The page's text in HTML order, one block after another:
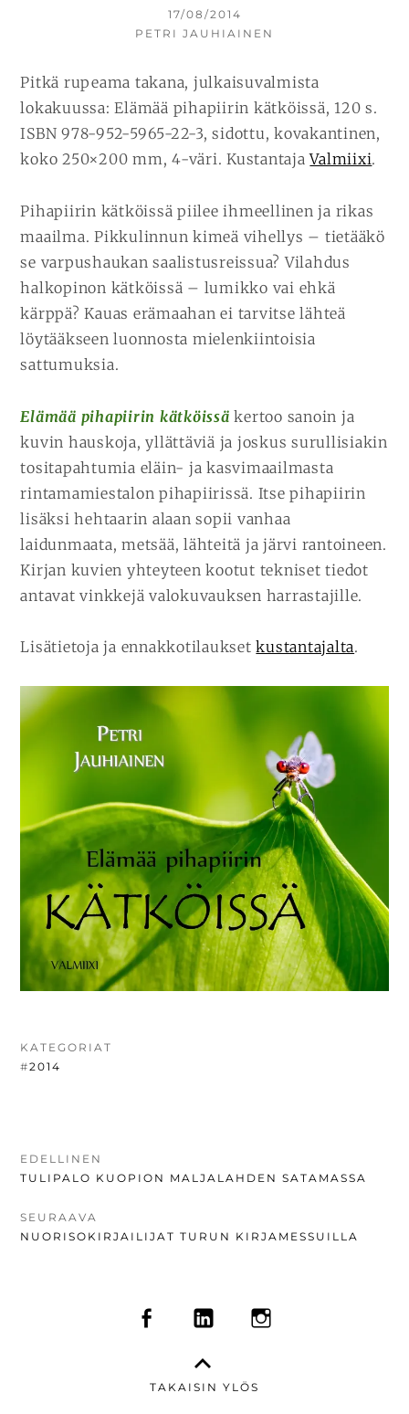
KIRJOITETTU
17/08/2014
KIRJOITTAJA
PETRI JAUHIAINEN
Pitkä rupeama takana, julkaisuvalmista
lokakuussa: Elämää pihapiirin kätköissä, 120 s.
ISBN 978-952-5965-22-3, sidottu, kovakantinen,
koko 250×200 mm, 4-väri. KustantajaValmiixi.
Pihapiirin kätköissä piilee ihmeellinen ja rikas
maailma. Pikkulinnun kimeä vihellys – tietääkö
se varpushaukan saalistusreissua? Vilahdus
halkopinon kätköissä – lumikko vai ehkä
kärppä? Kauas erämaahan ei tarvitse lähteä
löytääkseen luonnosta mielenkiintoisia
sattumuksia.
Elämää pihapiirin kätköissä kertoo sanoin ja
kuvin hauskoja, yllättäviä ja joskus surullisiakin
tositapahtumia eläin- ja kasvimaailmasta
rintamamiestalon pihapiirissä. Itse pihapiirin
lisäksi hehtaarin alaan sopii vanhaa
laidunmaata, metsää, lähteitä ja järvi rantoineen.
Kirjan kuvien yhteyteen kootut tekniset tiedot
antavat vinkkejä valokuvauksen harrastajille.
Lisätietoja ja ennakkotilauksetkustantajalta.
KATEGORIAT
#2014
ARTIKKELIEN
SELAUS
EDELLINEN
EDELLINEN
TULIPALO KUOPION MALJALAHDEN SATAMASSA
SEURAAVA
SEURAAVA
NUORISOKIRJAILIJAT TURUN KIRJAMESSUILLA
SOMEVALIKKO
FACEBOOKLINKEDIN
TAKAISIN YLÖS